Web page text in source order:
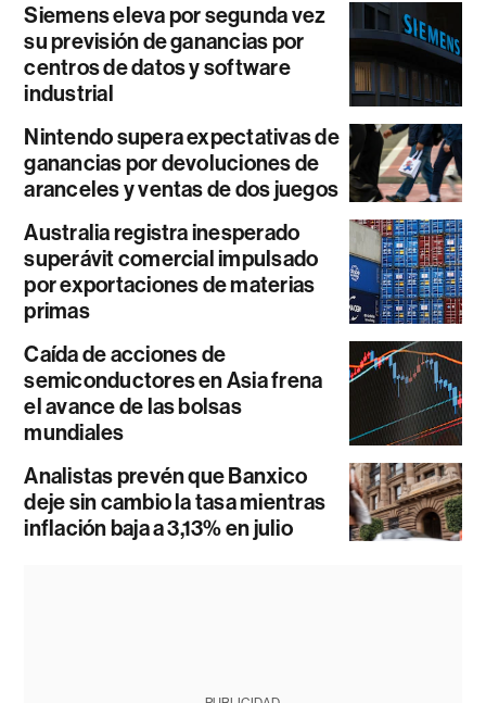
Siemens eleva por segunda vez
su previsión de ganancias por
centros de datos y software
industrial
Nintendo supera expectativas de
ganancias por devoluciones de
aranceles y ventas de dos juegos
Australia registra inesperado
superávit comercial impulsado
por exportaciones de materias
primas
Caída de acciones de
semiconductores en Asia frena
el avance de las bolsas
mundiales
Analistas prevén que Banxico
deje sin cambio la tasa mientras
inflación baja a 3,13% en julio